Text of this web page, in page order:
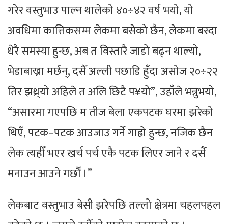
गरेर वस्तुभाउ पाल्न थालेको ४०÷४२ वर्ष भयो, यो
अवधिमा कात्तिकसम्म लेकमा बसेको छैन, लेकमा बस्दा
धेरै समस्या हुन्छ, अब त विस्तारै जाडो बढ्न थाल्यो,
भेडाबाख्रा मर्छन्, दसैँ अल्ली पछाडि हुँदा असोज २०÷२२
तिर झथ्र्यो अहिले त अलि छिटै प¥यो”, उहाँले भन्नुभयो,
“असारमा गएपछि म तीज बेला एकपटक घरमा झरेको
थिएँ, पटक–पटक आउजाउ गर्ने गाह्रो हुन्छ, नजिक छैन
लेक त्यहीँ भएर खर्च पर्च एकै पटक लिएर जाने र दसैँ
मनाउन आउने गर्छौँ ।”
लेकबाट वस्तुभाउ बेसी झरेपछि तल्लो क्षेत्रमा चहलपहल